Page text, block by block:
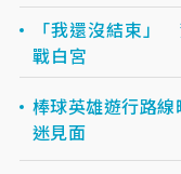
「我還沒結束」
戰白宮
棒球英雄遊行路
迷見面